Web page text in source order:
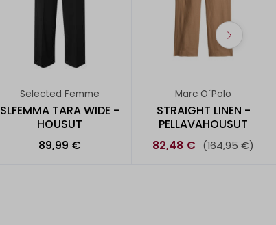
Selected Femme
SLFEMMA TARA WIDE -
HOUSUT
89,99 €
Marc O´Polo
STRAIGHT LINEN -
PELLAVAHOUSUT
82,48 € (164,95 €)